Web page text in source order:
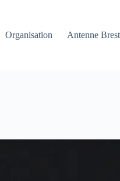
Organisation Antenne